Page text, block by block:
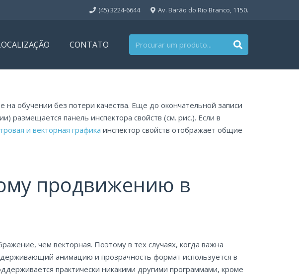
(45) 3224-6644 Av. Barão do Rio Branco, 1150.
CONTATO
обучении без потери качества. Еще до окончательной записи
размещается панель инспектора свойств (см. рис.). Если в
и векторная графика инспектор свойств отображает общие
продвижению в
чем векторная. Поэтому в тех случаях, когда важна
анимацию и прозрачность формат используется в
практически никакими другими программами, кроме